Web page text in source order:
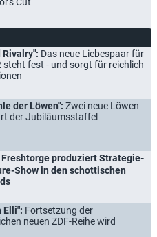
Rivalry": Das neue Liebespaar für
steht fest - und sorgt für reichlich
der Löwen": Zwei neue Löwen
der Jubiläumsstaffel
Freshtorge produziert Strategie-
Show in den schottischen
Elli": Fortsetzung der
neuen ZDF-Reihe wird